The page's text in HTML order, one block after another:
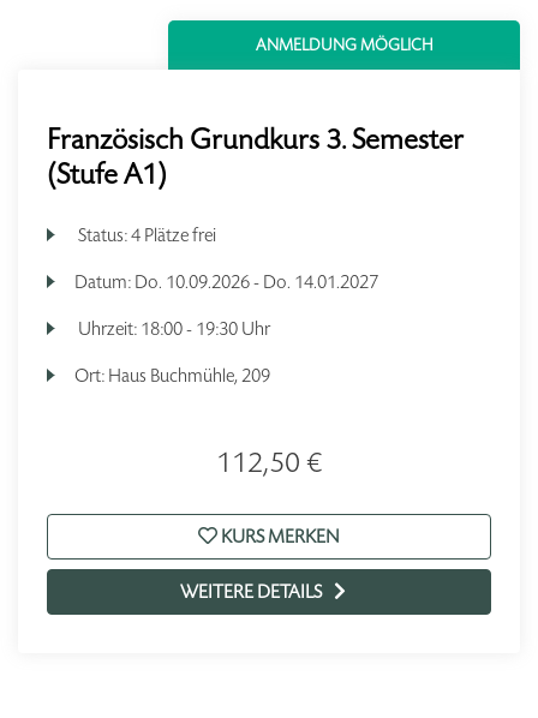
ANMELDUNG MÖGLICH
Französisch Grundkurs 3. Semester
(Stufe A1)
Status:4 Plätze frei
Datum: Do. 10.09.2026 - Do. 14.01.2027
Uhrzeit: 18:00 - 19:30 Uhr
Ort: Haus Buchmühle, 209
112,50 €
KURS MERKEN
WEITERE DETAILS